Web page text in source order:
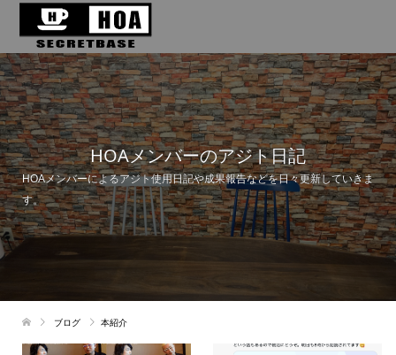
HOAメンバーのアジト日記
HOAメンバーによるアジト使用日記や成果報告などを日々更新していきま
す。
ブログ 本紹介